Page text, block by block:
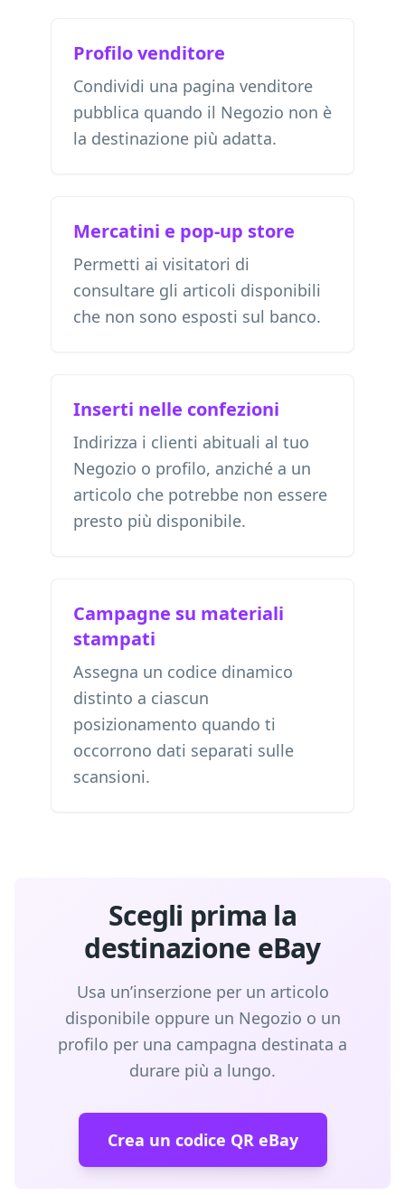
Profilo venditore
Condividi una pagina venditore
pubblica quando il Negozio non è
la destinazione più adatta.
Mercatini e pop-up store
Permetti ai visitatori di
consultare gli articoli disponibili
che non sono esposti sul banco.
Inserti nelle confezioni
Indirizza i clienti abituali al tuo
Negozio o profilo, anziché a un
articolo che potrebbe non essere
presto più disponibile.
Campagne su materiali
stampati
Assegna un codice dinamico
distinto a ciascun
posizionamento quando ti
occorrono dati separati sulle
scansioni.
Scegli prima la
destinazione eBay
Usa un’inserzione per un articolo
disponibile oppure un Negozio o un
profilo per una campagna destinata a
durare più a lungo.
Crea un codice QR eBay